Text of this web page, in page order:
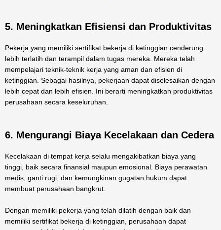
5. Meningkatkan Efisiensi dan Produktivitas
Pekerja yang memiliki sertifikat bekerja di ketinggian cenderung
lebih terlatih dan terampil dalam tugas mereka. Mereka telah
mempelajari teknik-teknik kerja yang aman dan efisien di
ketinggian. Sebagai hasilnya, pekerjaan dapat diselesaikan dengan
lebih cepat dan lebih efisien. Ini berarti meningkatkan produktivitas
perusahaan secara keseluruhan.
6. Mengurangi Biaya Kecelakaan dan Cedera
Kecelakaan di tempat kerja selalu mengakibatkan biaya yang
tinggi, baik secara finansial maupun emosional. Biaya perawatan
medis, ganti rugi, dan kemungkinan gugatan hukum dapat
membuat perusahaan bangkrut.
Dengan memiliki pekerja yang telah dilatih dengan baik dan
memiliki sertifikat bekerja di ketinggian, perusahaan dapat